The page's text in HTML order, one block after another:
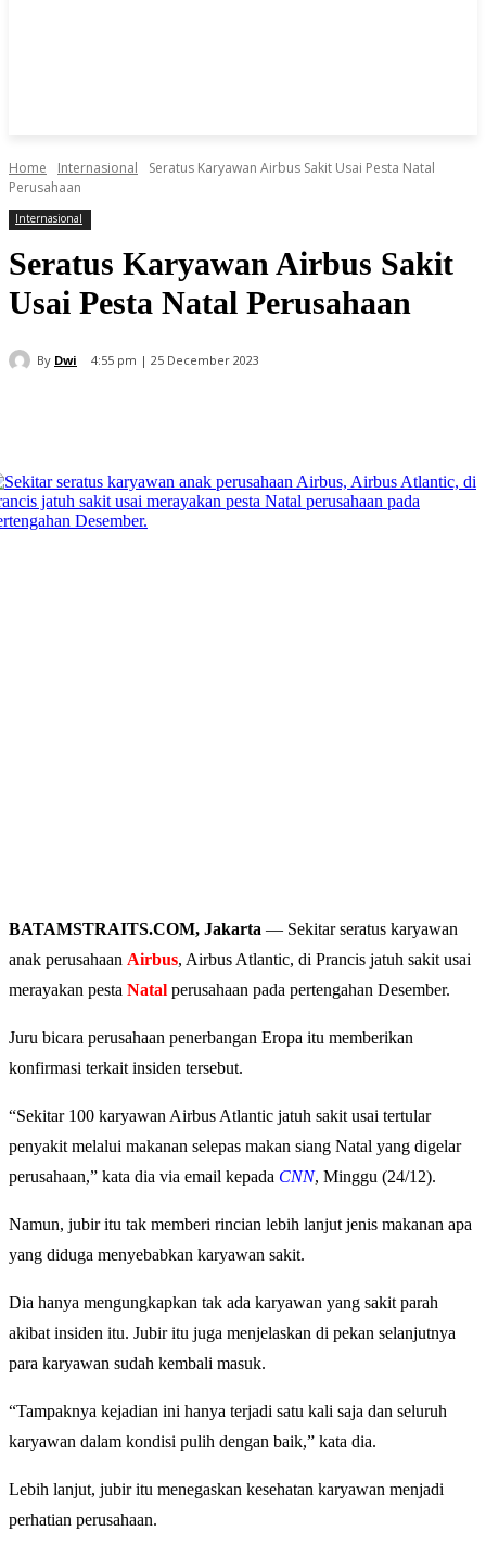
Home Internasional
Seratus Karyawan Airbus Sakit Usai Pesta Natal
Perusahaan
Internasional
Seratus Karyawan Airbus Sakit
Usai Pesta Natal Perusahaan
By Dwi 4:55 pm | 25 December 2023
BATAMSTRAITS.COM, Jakarta — Sekitar seratus karyawan
anak perusahaan Airbus, Airbus Atlantic, di Prancis jatuh sakit usai
merayakan pesta Natal perusahaan pada pertengahan Desember.
Juru bicara perusahaan penerbangan Eropa itu memberikan
konfirmasi terkait insiden tersebut.
“Sekitar 100 karyawan Airbus Atlantic jatuh sakit usai tertular
penyakit melalui makanan selepas makan siang Natal yang digelar
perusahaan,” kata dia via email kepada CNN, Minggu (24/12).
Namun, jubir itu tak memberi rincian lebih lanjut jenis makanan apa
yang diduga menyebabkan karyawan sakit.
Dia hanya mengungkapkan tak ada karyawan yang sakit parah
akibat insiden itu. Jubir itu juga menjelaskan di pekan selanjutnya
para karyawan sudah kembali masuk.
“Tampaknya kejadian ini hanya terjadi satu kali saja dan seluruh
karyawan dalam kondisi pulih dengan baik,” kata dia.
Lebih lanjut, jubir itu menegaskan kesehatan karyawan menjadi
perhatian perusahaan.